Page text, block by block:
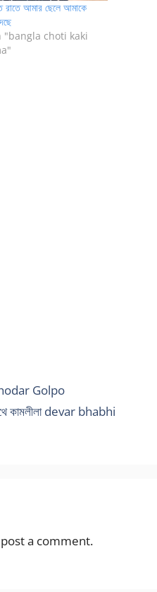
রাতে আমার ছেলে আমাকে
"bangla choti kaki
Golpo
কামলীলা devar bhabhi
a comment.